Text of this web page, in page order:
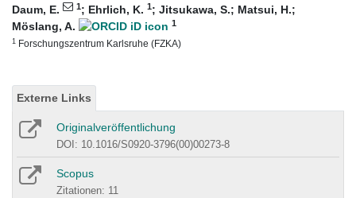
Daum, E. 1; Ehrlich, K. 1; Jitsukawa, S.; Matsui, H.;
Möslang, A.
1
1 Forschungszentrum Karlsruhe (FZKA)
Externe Links
Originalveröffentlichung
DOI: 10.1016/S0920-3796(00)00273-8
Scopus
Zitationen: 11